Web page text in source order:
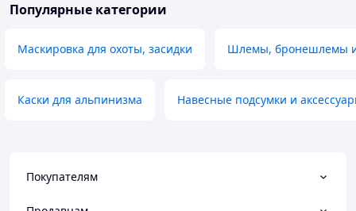
Популярные категории
Маскировка для охоты, засидки Шлемы, бронешлемы и
Каски для альпинизма Навесные подсумки и
Покупателям